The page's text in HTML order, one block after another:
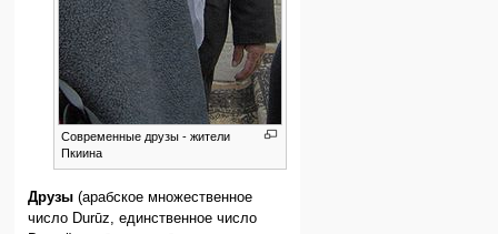
Современные друзы - жители
Пкиина
Друзы (арабское множественное
число Durūz, единственное число